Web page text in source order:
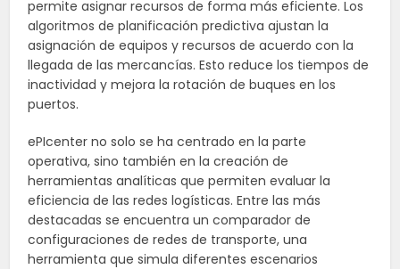
permite asignar recursos de forma más eficiente. Los
algoritmos de planificación predictiva ajustan la
asignación de equipos y recursos de acuerdo con la
llegada de las mercancías. Esto reduce los tiempos de
inactividad y mejora la rotación de buques en los
puertos.
ePIcenter no solo se ha centrado en la parte
operativa, sino también en la creación de
herramientas analíticas que permiten evaluar la
eficiencia de las redes logísticas. Entre las más
destacadas se encuentra un comparador de
configuraciones de redes de transporte, una
herramienta que simula diferentes escenarios